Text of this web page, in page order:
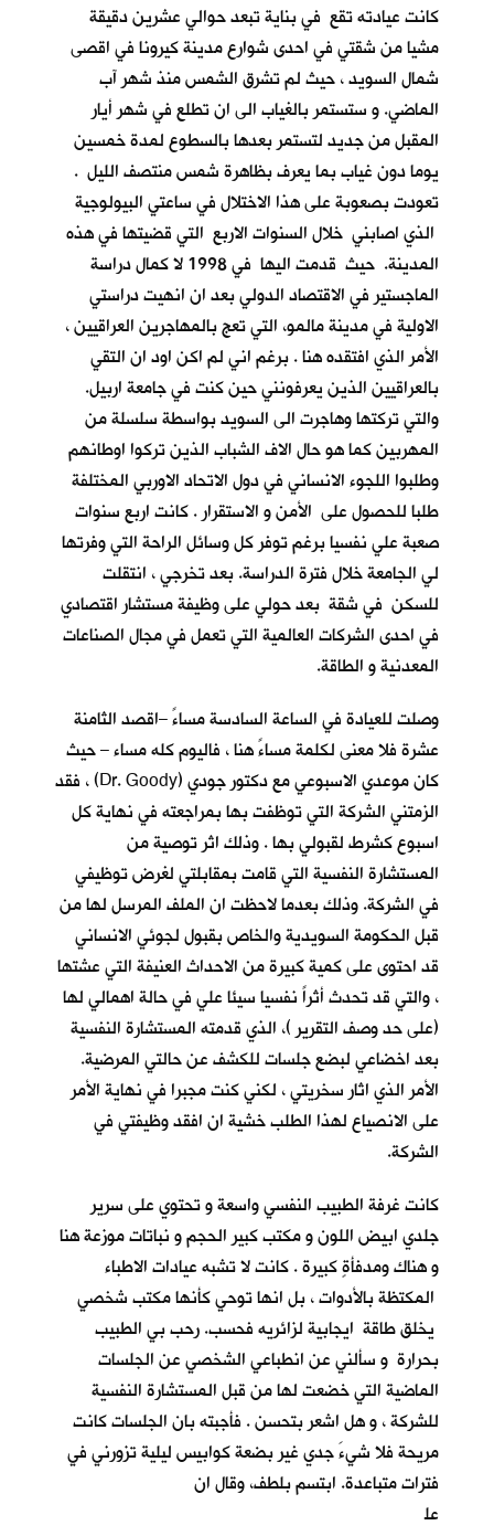
كانت عيادته تقع في بناية تبعد حوالي عشرين دقيقة
مشيا من شقتي في احدى شوارع مدينة كيرونا في اقصى
شمال السويد ، حيث لم تشرق الشمس منذ شهر آب
الماضي. و ستستمر بالغياب الى ان تطلع في شهر أيار
المقبل من جديد لتستمر بعدها بالسطوع لمدة خمسين
يوما دون غياب بما يعرف بظاهرة شمس منتصف الليل .
تعودت بصعوبة على هذا الاختلال في ساعتي البيولوجية
الذي اصابني خلال السنوات الاربع التي قضيتها في هذه
المدينة. حيث قدمت اليها في 1998 لا كمال دراسة
الماجستير في الاقتصاد الدولي بعد ان انهيت دراستي
الاولية في مدينة مالمو، التي تعج بالمهاجرين العراقيين ،
الأمر الذي افتقده هنا . برغم اني لم اكن اود ان التقي
بالعراقيين الذين يعرفونني حين كنت في جامعة اربيل.
والتي تركتها وهاجرت الى السويد بواسطة سلسلة من
المهربين كما هو حال الاف الشباب الذين تركوا اوطانهم
وطلبوا اللجوء الانساني في دول الاتحاد الاوربي المختلفة
طلبا للحصول على الأمن و الاستقرار . كانت اربع سنوات
صعبة علي نفسيا برغم توفر كل وسائل الراحة التي وفرتها
لي الجامعة خلال فترة الدراسة. بعد تخرجي ، انتقلت
للسكن في شقة بعد حولي على وظيفة مستشار اقتصادي
في احدى الشركات العالمية التي تعمل في مجال الصناعات
المعدنية و الطاقة.
وصلت للعيادة في الساعة السادسة مساءً –اقصد الثامنة
عشرة فلا معنى لكلمة مساءً هنا ، فاليوم كله مساء – حيث
كان موعدي الاسبوعي مع دكتور جودي (Dr. Goody) ، فقد
الزمتني الشركة التي توظفت بها بمراجعته في نهاية كل
اسبوع كشرط لقبولي بها . وذلك اثر توصية من
المستشارة النفسية التي قامت بمقابلتي لغرض توظيفي
في الشركة. وذلك بعدما لاحظت ان الملف المرسل لها من
قبل الحكومة السويدية والخاص بقبول لجوئي الانساني
قد احتوى على كمية كبيرة من الاحداث العنيفة التي عشتها
، والتي قد تحدث أثراً نفسيا سيئا علي في حالة اهمالي لها
(على حد وصف التقرير )، الذي قدمته المستشارة النفسية
بعد اخضاعي لبضع جلسات للكشف عن حالتي المرضية.
الأمر الذي اثار سخريتي ، لكني كنت مجبرا في نهاية الأمر
على الانصياع لهذا الطلب خشية ان افقد وظيفتي في
الشركة.
كانت غرفة الطبيب النفسي واسعة و تحتوي على سرير
جلدي ابيض اللون و مكتب كبير الحجم و نباتات موزعة هنا
و هناك ومدفأةٍ كبيرة . كانت لا تشبه عيادات الاطباء
المكتظة بالأدوات ، بل انها توحي كأنها مكتب شخصي
يخلق طاقة ايجابية لزائريه فحسب. رحب بي الطبيب
بحرارة و سألني عن انطباعي الشخصي عن الجلسات
الماضية التي خضعت لها من قبل المستشارة النفسية
للشركة ، و هل اشعر بتحسن . فأجبته بان الجلسات كانت
مريحة فلا شيءَ جدي غير بضعة كوابيس ليلية تزورني في
فترات متباعدة. ابتسم بلطف، وقال ان
عل